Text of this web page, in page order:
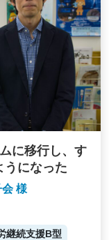
に移行し、す
うになった
様
継続支援B型